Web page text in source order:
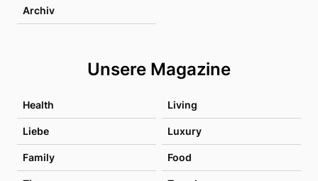
Archiv
Unsere Magazine
Health Living
Liebe Luxury
Family Food